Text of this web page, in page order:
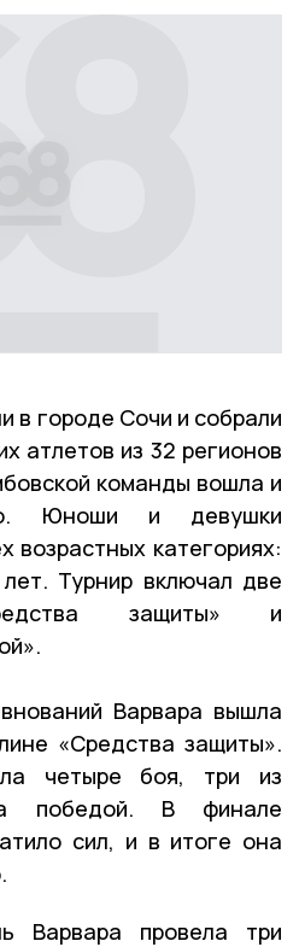
в городе Сочи и собрали
атлетов из 32 регионов
команды вошла и
Юноши и девушки
возрастных категориях:
лет. Турнир включал две
защиты» и
Варвара вышла
«Средства защиты».
четыре боя, три из
победой. В финале
сил, и в итоге она
Варвара провела три